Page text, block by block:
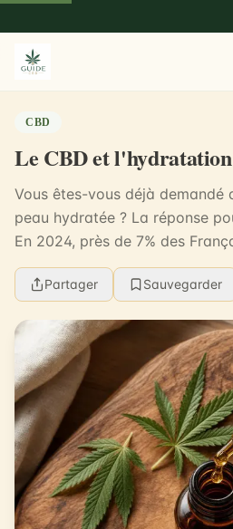
CBD
Le CBD et
Vous êtes-vous déjà demandé
peau hydratée ? La réponse
En 2024, près de 7% des
produits à base de CBD pour
Partager Sauvegarder